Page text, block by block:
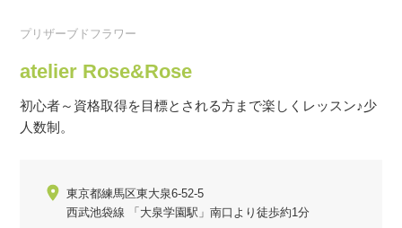
プリザーブドフラワー
atelier Rose&Rose
初心者～資格取得を目標とされる方まで楽しくレッスン♪少
人数制。
東京都練馬区東大泉6-52-5
西武池袋線 「大泉学園駅」南口より徒歩約1分